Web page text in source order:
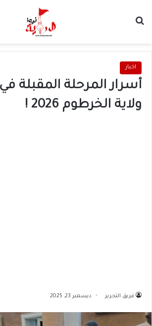
اخبار
أسرار المرحلة المقبلة
ولاية الخرطوم 2026 !
فريق التحرير ديسمبر 23, 2025